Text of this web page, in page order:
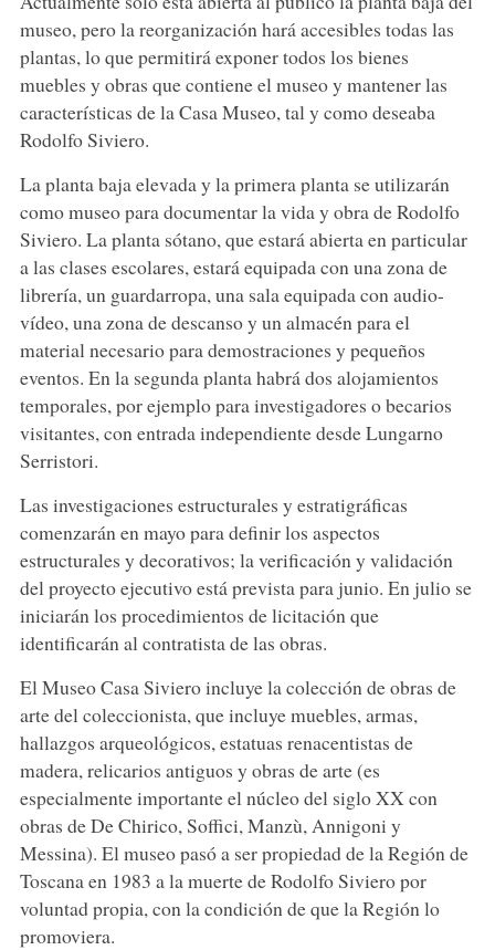
museo, pero la reorganización hará accesibles todas las
plantas, lo que permitirá exponer todos los bienes
muebles y obras que contiene el museo y mantener las
características de la Casa Museo, tal y como deseaba
Rodolfo Siviero.
La planta baja elevada y la primera planta se utilizarán
como museo para documentar la vida y obra de Rodolfo
Siviero. La planta sótano, que estará abierta en particular
a las clases escolares, estará equipada con una zona de
librería, un guardarropa, una sala equipada con audio-
vídeo, una zona de descanso y un almacén para el
material necesario para demostraciones y pequeños
eventos. En la segunda planta habrá dos alojamientos
temporales, por ejemplo para investigadores o becarios
visitantes, con entrada independiente desde Lungarno
Serristori.
Las investigaciones estructurales y estratigráficas
comenzarán en mayo para definir los aspectos
estructurales y decorativos; la verificación y validación
del proyecto ejecutivo está prevista para junio. En julio se
iniciarán los procedimientos de licitación que
identificarán al contratista de las obras.
El Museo Casa Siviero incluye la colección de obras de
arte del coleccionista, que incluye muebles, armas,
hallazgos arqueológicos, estatuas renacentistas de
madera, relicarios antiguos y obras de arte (es
especialmente importante el núcleo del siglo XX con
obras de De Chirico, Soffici, Manzù, Annigoni y
Messina). El museo pasó a ser propiedad de la Región de
Toscana en 1983 a la muerte de Rodolfo Siviero por
voluntad propia, con la condición de que la Región lo
promoviera.